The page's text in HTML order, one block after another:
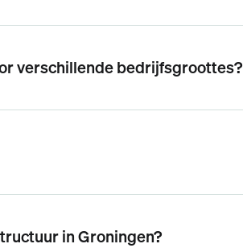
verschillende bedrijfsgroottes?
in Groningen?